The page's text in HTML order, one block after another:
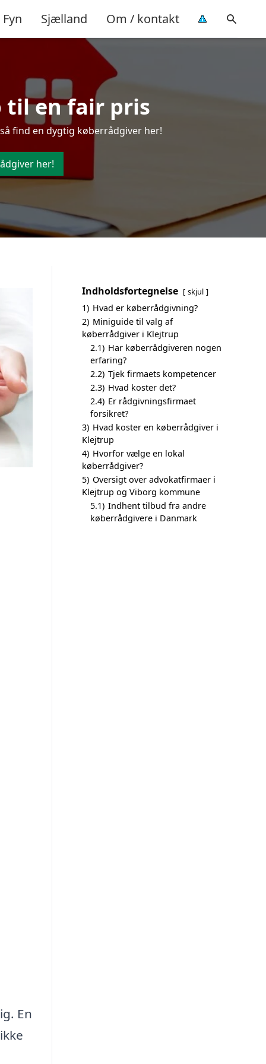
Fyn Sjælland Om / kontakt
til en fair pris
find en dygtig køberrådgiver her!
her!
En
Indholdsfortegnelse skjul
1) Hvad er køberrådgivning?
2) Miniguide til valg af
køberrådgiver i Klejtrup
2.1) Har køberrådgiveren nogen
erfaring?
2.2) Tjek firmaets kompetencer
2.3) Hvad koster det?
2.4) Er rådgivningsfirmaet
forsikret?
3) Hvad koster en køberrådgiver i
Klejtrup
4) Hvorfor vælge en lokal
køberrådgiver?
5) Oversigt over advokatfirmaer i
Klejtrup og Viborg kommune
5.1) Indhent tilbud fra andre
køberrådgivere i Danmark